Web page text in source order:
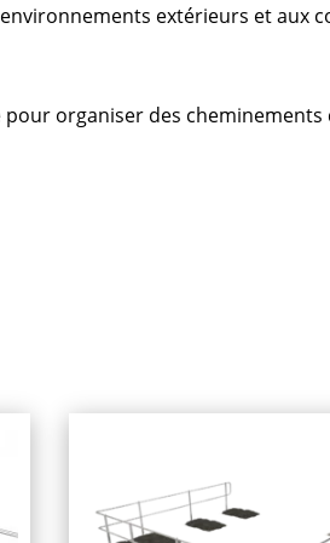
extérieurs et aux
organiser des